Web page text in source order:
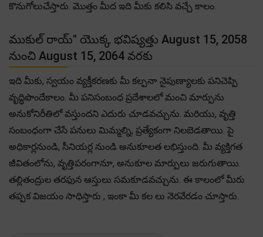
కొనుగోలుచేస్తారు. మొత్తం మీద ఇది మీకు కలిసి వచ్చే కాలం.
ముకుల్ రాయ్" యొక్క భవిష్యత్తు August 15, 2058
నుంచి August 15, 2064 వరకు
ఇది మీకు, స్వయం వ్యక్తీకరణకు మీ కల్పనా నైపుణ్యాలకు పనిచెప్పి
వృద్ధిపొందేకాలం. మీ పనిసంబంధ ప్రదేశాలలో మంచి మార్పును
అనుకోనిరీతిలో వస్తుందని ఎదురు చూడవచ్చును. మరియు, వృత్తి
సంబంధంగా చేసే పనులు మిమ్మల్ని, ప్రత్యేకంగా నిలబెడతాయి. పై
అధికార్లనుండి, సీనియర్ల నుండి అనుకూలత లభిస్తుంది. మీ వ్యక్తిగత
జీవితంలోను, వృత్తిపరంగానూ, అనుకూల మార్పులు జరుగుతాయి.
తల్లితంద్రుల తరఫున ఆస్తులు సమకూడవచ్చును. ఈ కాలంలో మీరు
తప్పక విజయం సాధిస్తారు , ఇంకా మీ కల లు నెరవేరడం చూస్తారు.